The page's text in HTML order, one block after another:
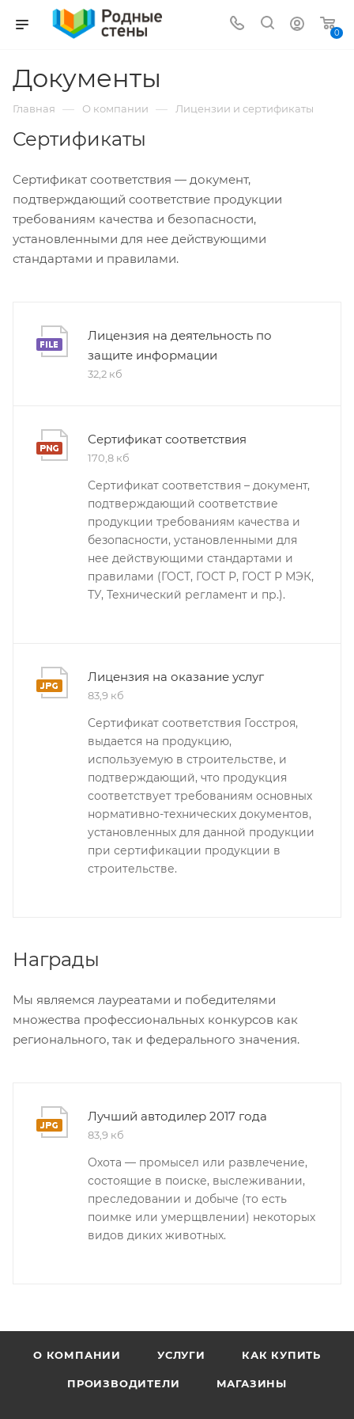
0
Документы
Главная — О компании — Лицензии и сертификаты
Сертификаты
Сертификат соответствия — документ,
подтверждающий соответствие продукции
требованиям качества и безопасности,
установленными для нее действующими
стандартами и правилами.
Лицензия на деятельность по
защите информации
32,2 кб
Сертификат соответствия
170,8 кб
Сертификат соответствия – документ,
подтверждающий соответствие
продукции требованиям качества и
безопасности, установленными для
нее действующими стандартами и
правилами (ГОСТ, ГОСТ Р, ГОСТ Р МЭК,
ТУ, Технический регламент и пр.).
Лицензия на оказание услуг
83,9 кб
Сертификат соответствия Госстроя,
выдается на продукцию,
используемую в строительстве, и
подтверждающий, что продукция
соответствует требованиям основных
нормативно-технических документов,
установленных для данной продукции
при сертификации продукции в
строительстве.
Награды
Мы являемся лауреатами и победителями
множества профессиональных конкурсов как
регионального, так и федерального значения.
Лучший автодилер 2017 года
83,9 кб
Охота — промысел или развлечение,
состоящие в поиске, выслеживании,
преследовании и добыче (то есть
поимке или умерщвлении) некоторых
видов диких животных.
О КОМПАНИИ УСЛУГИ КАК КУПИТЬ
ПРОИЗВОДИТЕЛИ МАГАЗИНЫ